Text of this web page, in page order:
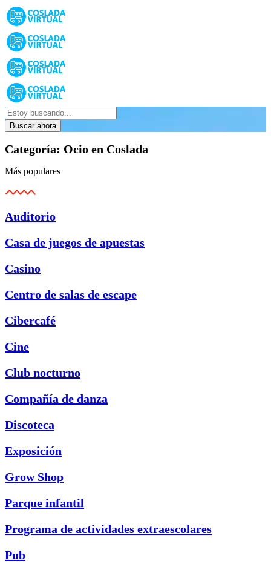
Buscar ahora
Categoría: Ocio en Coslada
Más populares
Auditorio
Casa de juegos de apuestas
Casino
Centro de salas de escape
Cibercafé
Cine
Club nocturno
Compañía de danza
Discoteca
Exposición
Grow Shop
Parque infantil
Programa de actividades extraescolares
Pub